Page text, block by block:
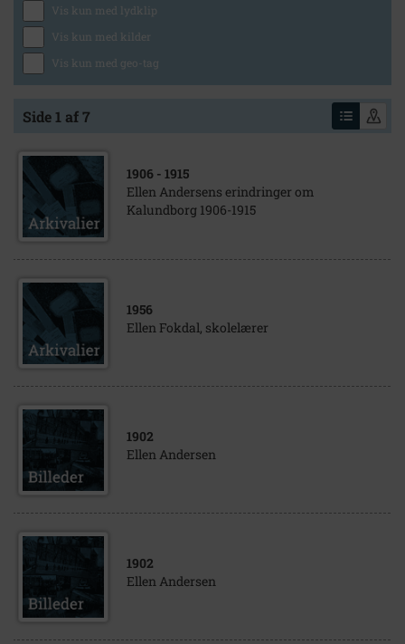
Vis kun med lydklip
Vis kun med kilder
Vis kun med geo-tag
Side 1 af 7
1906 - 1915
Ellen Andersens erindringer om
Kalundborg 1906-1915
1956
Ellen Fokdal, skolelærer
1902
Ellen Andersen
1902
Ellen Andersen